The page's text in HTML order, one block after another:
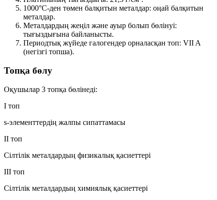
1000°C-ден төмен балқитын металдар: оңай балқитын
металдар.
Металдардың жеңіл және ауыр болып бөлінуі:
тығыздығына байланысты.
Периодтық жүйеде галогендер орналасқан топ: VII A
(негізгі топша).
Топқа бөлу
Оқушылар 3 топқа бөлінеді:
I топ
s-элементтердің жалпы сипаттамасы
II топ
Сілтілік металдардың физикалық қасиеттері
III топ
Сілтілік металдардың химиялық қасиеттері